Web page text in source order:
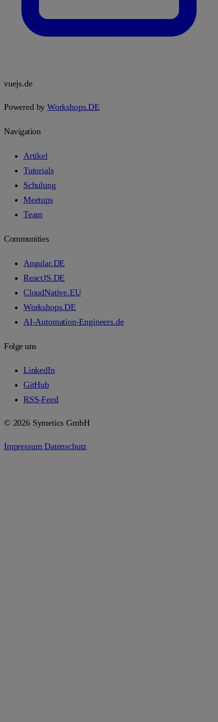
vuejs.de
Powered byWorkshops.DE
Navigation
Artikel
Tutorials
Schulung
Meetups
Team
Communities
Angular.DE
ReactJS.DE
CloudNative.EU
Workshops.DE
AI-Automation-Engineers.de
Folge uns
LinkedIn
GitHub
RSS-Feed
© 2026 Symetics GmbH
ImpressumDatenschutz